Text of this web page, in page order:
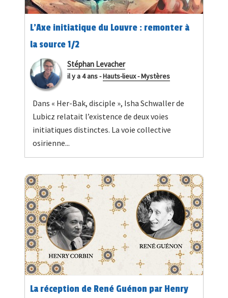
L’Axe initiatique du Louvre : remonter à
la source 1/2
Stéphan Levacher
il y a 4 ans-Hauts-lieux - Mystères
Dans « Her-Bak, disciple », Isha Schwaller de
Lubicz relatait l’existence de deux voies
initiatiques distinctes. La voie collective
osirienne...
La réception de René Guénon par Henry